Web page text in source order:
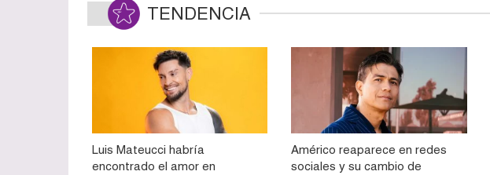
TENDENCIA
Luis Mateucci habría
encontrado el amor en
Américo reaparece en redes
sociales y su cambio de